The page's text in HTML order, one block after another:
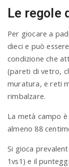
Le regole
Per giocare a
dieci e può
condizione che
(pareti di vetro,
muratura, e reti
rimbalzare.
La metà campo
almeno 88
Si gioca
1vs1) e il